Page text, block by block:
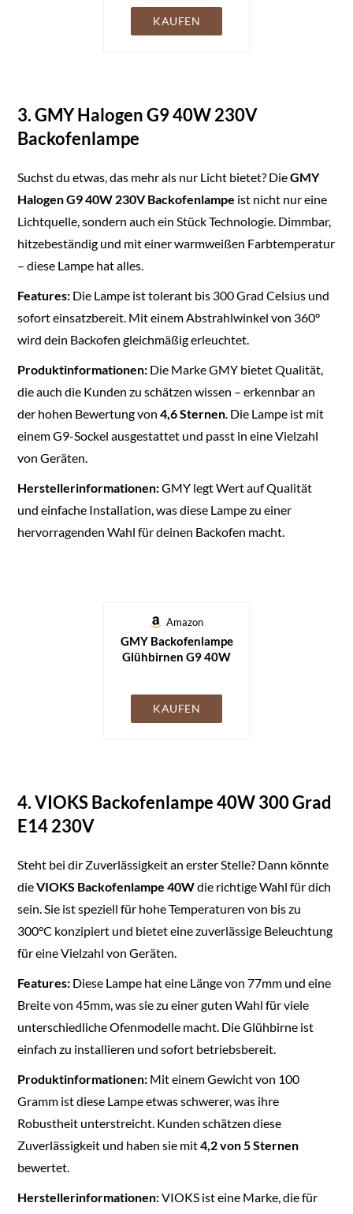
temperaturfest bis
300°C (2 Stück)
KAUFEN
3. GMY Halogen G9 40W 230V
Backofenlampe
Suchst du etwas, das mehr als nur Licht bietet? DieGMY
Halogen G9 40W 230V Backofenlampe ist nicht nur eine
Lichtquelle, sondern auch ein Stück Technologie. Dimmbar,
hitzebeständig und mit einer warmweißen Farbtemperatur
– diese Lampe hat alles.
Features: Die Lampe ist tolerant bis 300 Grad Celsius und
sofort einsatzbereit. Mit einem Abstrahlwinkel von 360°
wird dein Backofen gleichmäßig erleuchtet.
Produktinformationen: Die Marke GMY bietet Qualität,
die auch die Kunden zu schätzen wissen – erkennbar an
der hohen Bewertung von4,6 Sternen . Die Lampe ist mit
einem G9-Sockel ausgestattet und passt in eine Vielzahl
von Geräten.
Herstellerinformationen:GMY legt Wert auf Qualität
und einfache Installation, was diese Lampe zu einer
hervorragenden Wahl für deinen Backofen macht.
Amazon
GMY Backofenlampe
Glühbirnen G9 40W
Backofen- und
Mikrowellenanwendungen
KAUFEN
4. VIOKS Backofenlampe 40W 300 Grad
E14 230V
Steht bei dir Zuverlässigkeit an erster Stelle? Dann könnte
dieVIOKS Backofenlampe 40Wdie richtige Wahl für dich
sein. Sie ist speziell für hohe Temperaturen von bis zu
300°C konzipiert und bietet eine zuverlässige Beleuchtung
für eine Vielzahl von Geräten.
Features: Diese Lampe hat eine Länge von 77mm und eine
Breite von 45mm, was sie zu einer guten Wahl für viele
unterschiedliche Ofenmodelle macht. Die Glühbirne ist
einfach zu installieren und sofort betriebsbereit.
Produktinformationen: Mit einem Gewicht von 100
Gramm ist diese Lampe etwas schwerer, was ihre
Robustheit unterstreicht. Kunden schätzen diese
Zuverlässigkeit und haben sie mit4,2 von 5 Sternen
bewertet.
Herstellerinformationen:VIOKS ist eine Marke, die für